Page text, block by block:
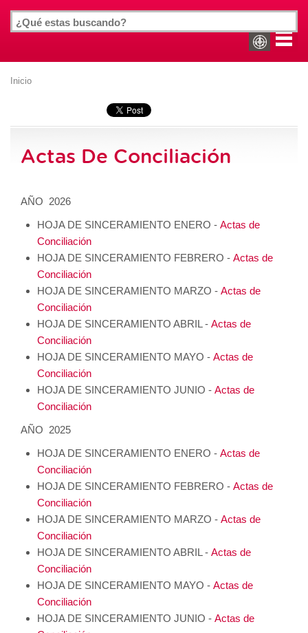
Inicio
Actas De Conciliación
AÑO 2026
HOJA DE SINCERAMIENTO ENERO - Actas de
Conciliación
HOJA DE SINCERAMIENTO FEBRERO - Actas de
Conciliación
HOJA DE SINCERAMIENTO MARZO - Actas de
Conciliación
HOJA DE SINCERAMIENTO ABRIL - Actas de
Conciliación
HOJA DE SINCERAMIENTO MAYO - Actas de
Conciliación
HOJA DE SINCERAMIENTO JUNIO - Actas de
Conciliación
AÑO 2025
HOJA DE SINCERAMIENTO ENERO - Actas de
Conciliación
HOJA DE SINCERAMIENTO FEBRERO - Actas de
Conciliación
HOJA DE SINCERAMIENTO MARZO - Actas de
Conciliación
HOJA DE SINCERAMIENTO ABRIL - Actas de
Conciliación
HOJA DE SINCERAMIENTO MAYO - Actas de
Conciliación
HOJA DE SINCERAMIENTO JUNIO - Actas de